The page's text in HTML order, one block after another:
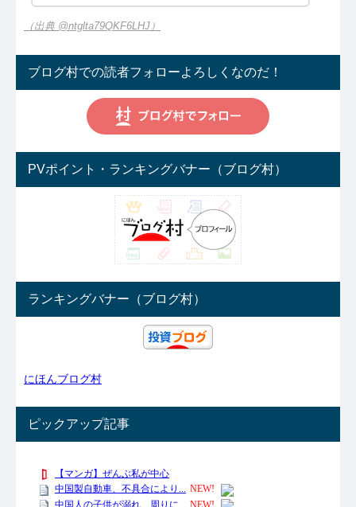
（出典 @ntglta79QKF6LHJ）
ブログ村での読者フォローよろしくなのだ！
PVポイント・ランキングバナー（ブログ村）
ランキングバナー（ブログ村）
にほんブログ村
ピックアップ記事